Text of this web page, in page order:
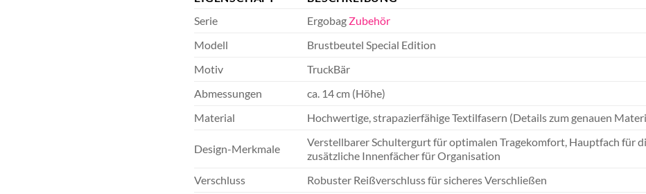
Serie
Ergobag Zubehör
Modell
Brustbeutel Special Edition
Motiv
TruckBär
Abmessungen
ca. 14 cm (Höhe)
Material
Hochwertige, strapazierfähige Textilfasern (Details zum genauen
Design-Merkmale
Verstellbarer Schultergurt für optimalen Tragekomfort, Hauptfach für
zusätzliche Innenfächer für Organisation
Verschluss
Robuster Reißverschluss für sicheres Verschließen